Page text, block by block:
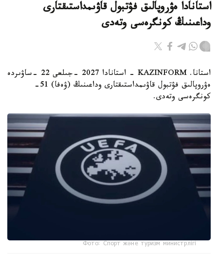
استانادا ەۋروپالىق فۋتبول قاۋىمداستىقتارى
وداعىنىڭ كونگرەسى وتەدى
استانا. KAZINFORM - استانادا 2027 -جىلعى 22 -ساۋىردە
ەۋروپالىق فۋتبول قاۋىمداستىقتارى وداعىنىڭ (ۋەفا) 51-
كونگرەسى وتەدى.
Фото: Спорт және туризм министрлігі